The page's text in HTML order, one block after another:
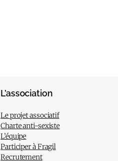
L’association
Le projet associatif
Charte anti-sexiste
L’équipe
Participer à Fragil
Recrutement